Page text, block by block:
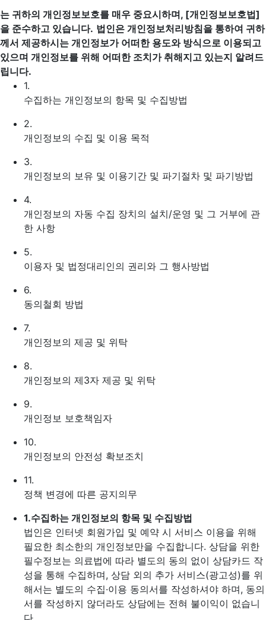
는 귀하의 개인정보보호를 매우 중요시하며, [개인정보보호법]
을 준수하고 있습니다. 법인은 개인정보처리방침을 통하여 귀하
께서 제공하시는 개인정보가 어떠한 용도와 방식으로 이용되고
있으며 개인정보를 위해 어떠한 조치가 취해지고 있는지 알려드
립니다.
1.
수집하는 개인정보의 항목 및 수집방법
2.
개인정보의 수집 및 이용 목적
3.
개인정보의 보유 및 이용기간 및 파기절차 및 파기방법
4.
개인정보의 자동 수집 장치의 설치/운영 및 그 거부에 관
한 사항
5.
이용자 및 법정대리인의 권리와 그 행사방법
6.
동의철회 방법
7.
개인정보의 제공 및 위탁
8.
개인정보의 제3자 제공 및 위탁
9.
개인정보 보호책임자
10.
개인정보의 안전성 확보조치
11.
정책 변경에 따른 공지의무
1.수집하는 개인정보의 항목 및 수집방법
법인은 인터넷 회원가입 및 예약 시 서비스 이용을 위해
필요한 최소한의 개인정보만을 수집합니다. 상담을 위한
필수정보는 의료법에 따라 별도의 동의 없이 상담카드 작
성을 통해 수집하며, 상담 외의 추가 서비스(광고성)를 위
해서는 별도의 수집·이용 동의서를 작성하셔야 하며, 동의
서를 작성하지 않더라도 상담에는 전혀 불이익이 없습니
다.